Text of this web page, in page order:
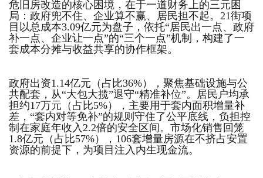
危旧房改造的核心困境，在于一道财务上的三元困
局：政府兜不住、企业算不赢、居民担不起。21街项
目以总成本3.09亿元为盘子，依托“居民出一点、政府
补一点、企业让一点”的“三个一点”机制，构建了一
套成本分摊与收益共享的协作框架。
政府出资1.14亿元（占比36%），聚焦基础设施与公
共配套，从“大包大揽”退守“精准补位”。居民户均承
担约17万元（占比5%），主要用于套内面积增量补
差，“套内对等免补”的规则守住了公平底线，负担控
制在家庭年收入2.2倍的安全区间。市场化销售回笼
1.8亿元（占比57%），106套增量房源在不挤占安置
资源的前提下，为项目注入内生现金流。